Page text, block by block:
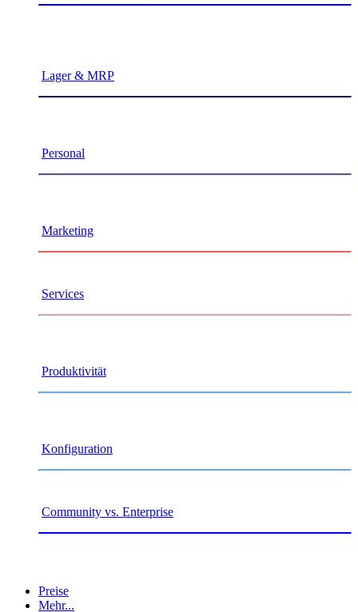
Lager & MRP
Personal
Marketing
Services
Produktivität
Konfiguration
Community vs. Enterprise
Preise
Mehr...